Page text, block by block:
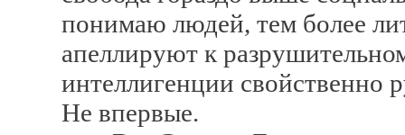
понимаю людей, тем более
апеллируют к
интеллигенции свойственно
Не впервые.